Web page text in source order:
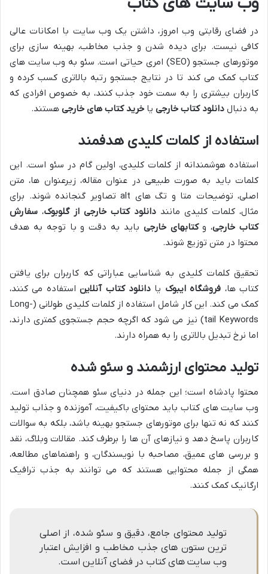
در فضای رقابتی وب امروز، داشتن یک وب سایت با امکانات عالی
کافی نیست. برای دیده شدن و جذب مخاطب، بهینه سازی برای
موتورهای جستجو (SEO) امری حیاتی است. سئو به وب سایت های
کتاب کمک می کند تا در نتایج جستجو رتبه بالاتری کسب کرده و
کاربران بیشتری را به سمت خود جذب کنند، به خصوص افرادی که
به دنبال دانلود کتاب خارجی یا خرید کتاب های خارجی هستند.
استفاده از کلمات کلیدی هدفمند
استفاده هوشمندانه از کلمات کلیدی، اولین گام در سئو است. این
کلمات باید به صورت طبیعی در عنوان مقاله، زیرعنوان ها، متن
اصلی، توضیحات متا و تگ های alt تصاویر گنجانده شوند. برای
مثال، کلمات کلیدی مانند دانلود کتاب خارجی از گلوبوک، سفارش
کتاب خارجی، وکتابهای خارجی باید به دقت و با توجه به هدف
محتوا در متن توزیع شوند.
تحقیق کلمات کلیدی به شناسایی عباراتی که کاربران برای یافتن
کتاب ها، فروشگاه ایبوک یا دانلود کتاب آنلایناستفاده می کنند،
کمک می کند. این کار شامل استفاده از کلمات کلیدی طولانی (Long-
tail Keywords) نیز می شود که اگرچه حجم جستجوی کمتری دارند،
اما نرخ تبدیل بالاتری را به همراه دارند.
تولید محتوای ارزشمند و سئو شده
محتوا پادشاه است؛ این جمله در دنیای سئو همچنان صادق است.
وب سایت های کتاب باید محتوای باکیفیت، آموزنده و جذاب تولید
کنند که نه تنها برای موتورهای جستجو بهینه باشد، بلکه به سوالات
کاربران پاسخ دهد و نیازهای آن ها را برطرف کند. مقالات وبلاگ، نقد
و بررسی های عمیق، مصاحبه با نویسندگان، و راهنماهای مطالعه،
همگی از جمله محتوایی هستند که می توانند به جذب ترافیک
ارگانیک کمک کنند.
تولید محتوای جامع، دقیق و سئو شده، از اصلی
ترین ستون های جذب مخاطب و افزایش اعتبار
وب سایت های کتاب در فضای آنلاین است.